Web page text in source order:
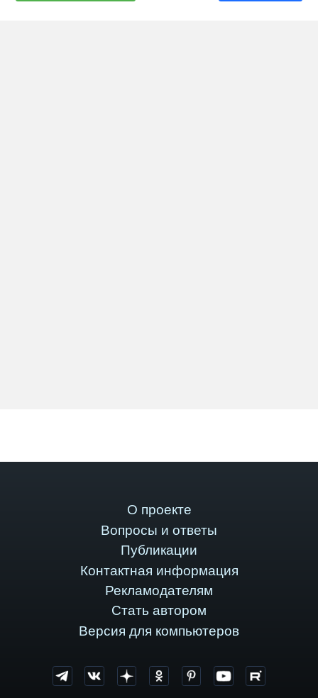
О проекте
Вопросы и ответы
Публикации
Контактная информация
Рекламодателям
Стать автором
Версия для компьютеров